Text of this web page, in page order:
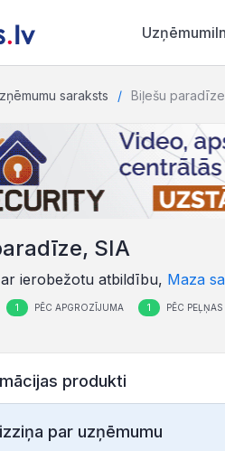
Uzņēmumi
saraksts Biļešu
SIA
ierobežotu atbildību, Maza
1 PĒC APGROZĪJUMA 1 PĒC PEĻŅAS
produkti
par uzņēmumu